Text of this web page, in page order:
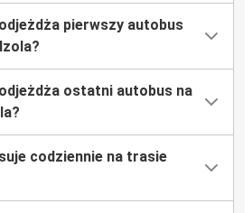
pierwszy autobus
ostatni autobus na
codziennie na trasie